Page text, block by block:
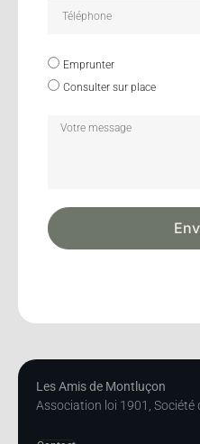
Emprunter
Consulter sur place
Les Amis de Montluçon
Association loi 1901, Société